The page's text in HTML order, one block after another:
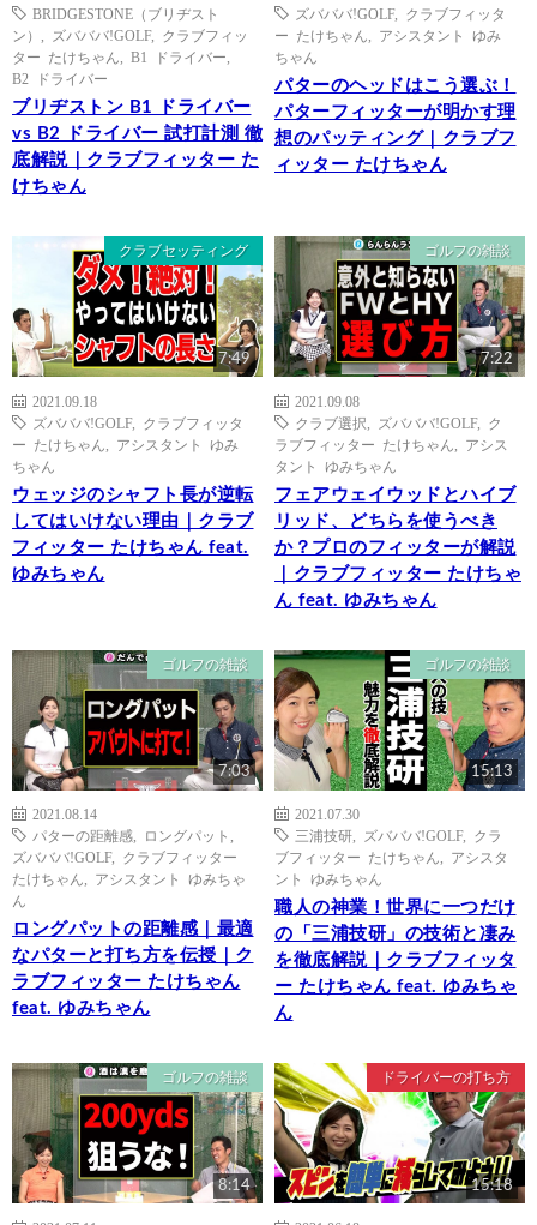
BRIDGESTONE（ブリヂスト
ン）
ズバババ!GOLF, クラブフィッ
ター たけちゃん
B1 ドライバー
B2 ドライバー
ブリヂストン B1 ドライバー
vs B2 ドライバー 試打計測 徹
底解説｜クラブフィッター た
けちゃん
ズバババ!GOLF, クラブフィッタ
ー たけちゃん
アシスタント ゆみ
ちゃん
パターのヘッドはこう選ぶ！
パターフィッターが明かす理
想のパッティング｜クラブフ
ィッター たけちゃん
クラブセッティング
7:49
2021.09.18
ズバババ!GOLF, クラブフィッタ
ー たけちゃん
アシスタント ゆみ
ちゃん
ウェッジのシャフト長が逆転
してはいけない理由｜クラブ
フィッター たけちゃん feat.
ゆみちゃん
ゴルフの雑談
7:22
2021.09.08
クラブ選択
ズバババ!GOLF, ク
ラブフィッター たけちゃん
アシス
タント ゆみちゃん
フェアウェイウッドとハイブ
リッド、どちらを使うべき
か？プロのフィッターが解説
｜クラブフィッター たけちゃ
ん feat. ゆみちゃん
ゴルフの雑談
7:03
2021.08.14
パターの距離感
ロングパット
ズバババ!GOLF, クラブフィッター
たけちゃん
アシスタント ゆみちゃ
ん
ロングパットの距離感｜最適
なパターと打ち方を伝授｜ク
ラブフィッター たけちゃん
feat. ゆみちゃん
ゴルフの雑談
15:13
2021.07.30
三浦技研
ズバババ!GOLF, クラ
ブフィッター たけちゃん
アシスタ
ント ゆみちゃん
職人の神業！世界に一つだけ
の「三浦技研」の技術と凄み
を徹底解説｜クラブフィッタ
ー たけちゃん feat. ゆみちゃ
ん
ゴルフの雑談
8:14
ドライバーの打ち方
15:18